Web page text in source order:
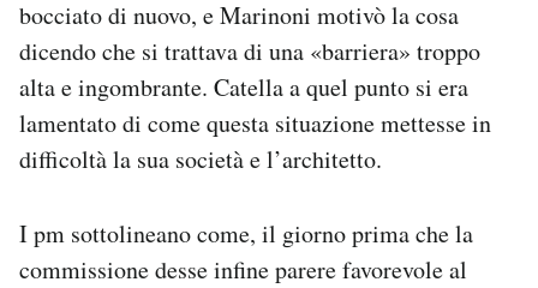
bocciato di nuovo, e Marinoni motivò la cosa
dicendo che si trattava di una «barriera» troppo
alta e ingombrante. Catella a quel punto si era
lamentato di come questa situazione mettesse in
difficoltà la sua società e l’architetto.
I pm sottolineano come, il giorno prima che la
commissione desse infine parere favorevole al